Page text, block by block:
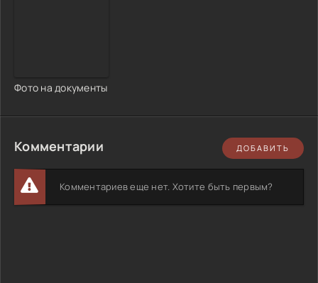
Фото на документы
Комментарии ДОБАВИТЬ
Комментариев еще нет. Хотите быть первым?